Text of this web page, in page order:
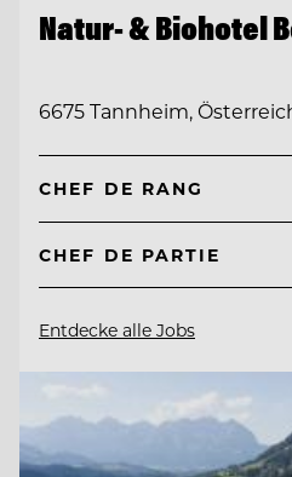
Natur- & Biohotel
6675 Tannheim,
CHEF DE RANG
CHEF DE PARTIE
Entdecke alle Jobs